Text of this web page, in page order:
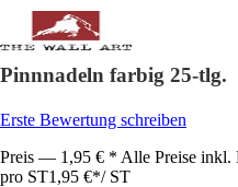
Pinnnadeln farbig 25-tlg.
Erste Bewertung schreiben
Preis — 1,95 € * Alle Preise inkl.
pro ST1,95 €*/ ST